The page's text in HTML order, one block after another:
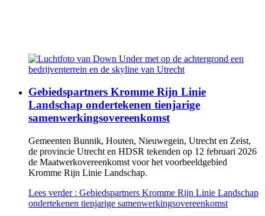
Gebiedspartners Kromme Rijn Linie
Landschap ondertekenen tienjarige
samenwerkingsovereenkomst
Gemeenten Bunnik, Houten, Nieuwegein, Utrecht en Zeist,
de provincie Utrecht en HDSR tekenden op 12 februari 2026
de Maatwerkovereenkomst voor het voorbeeldgebied
Kromme Rijn Linie Landschap.
Lees verder : Gebiedspartners Kromme Rijn Linie Landschap
ondertekenen tienjarige samenwerkingsovereenkomst